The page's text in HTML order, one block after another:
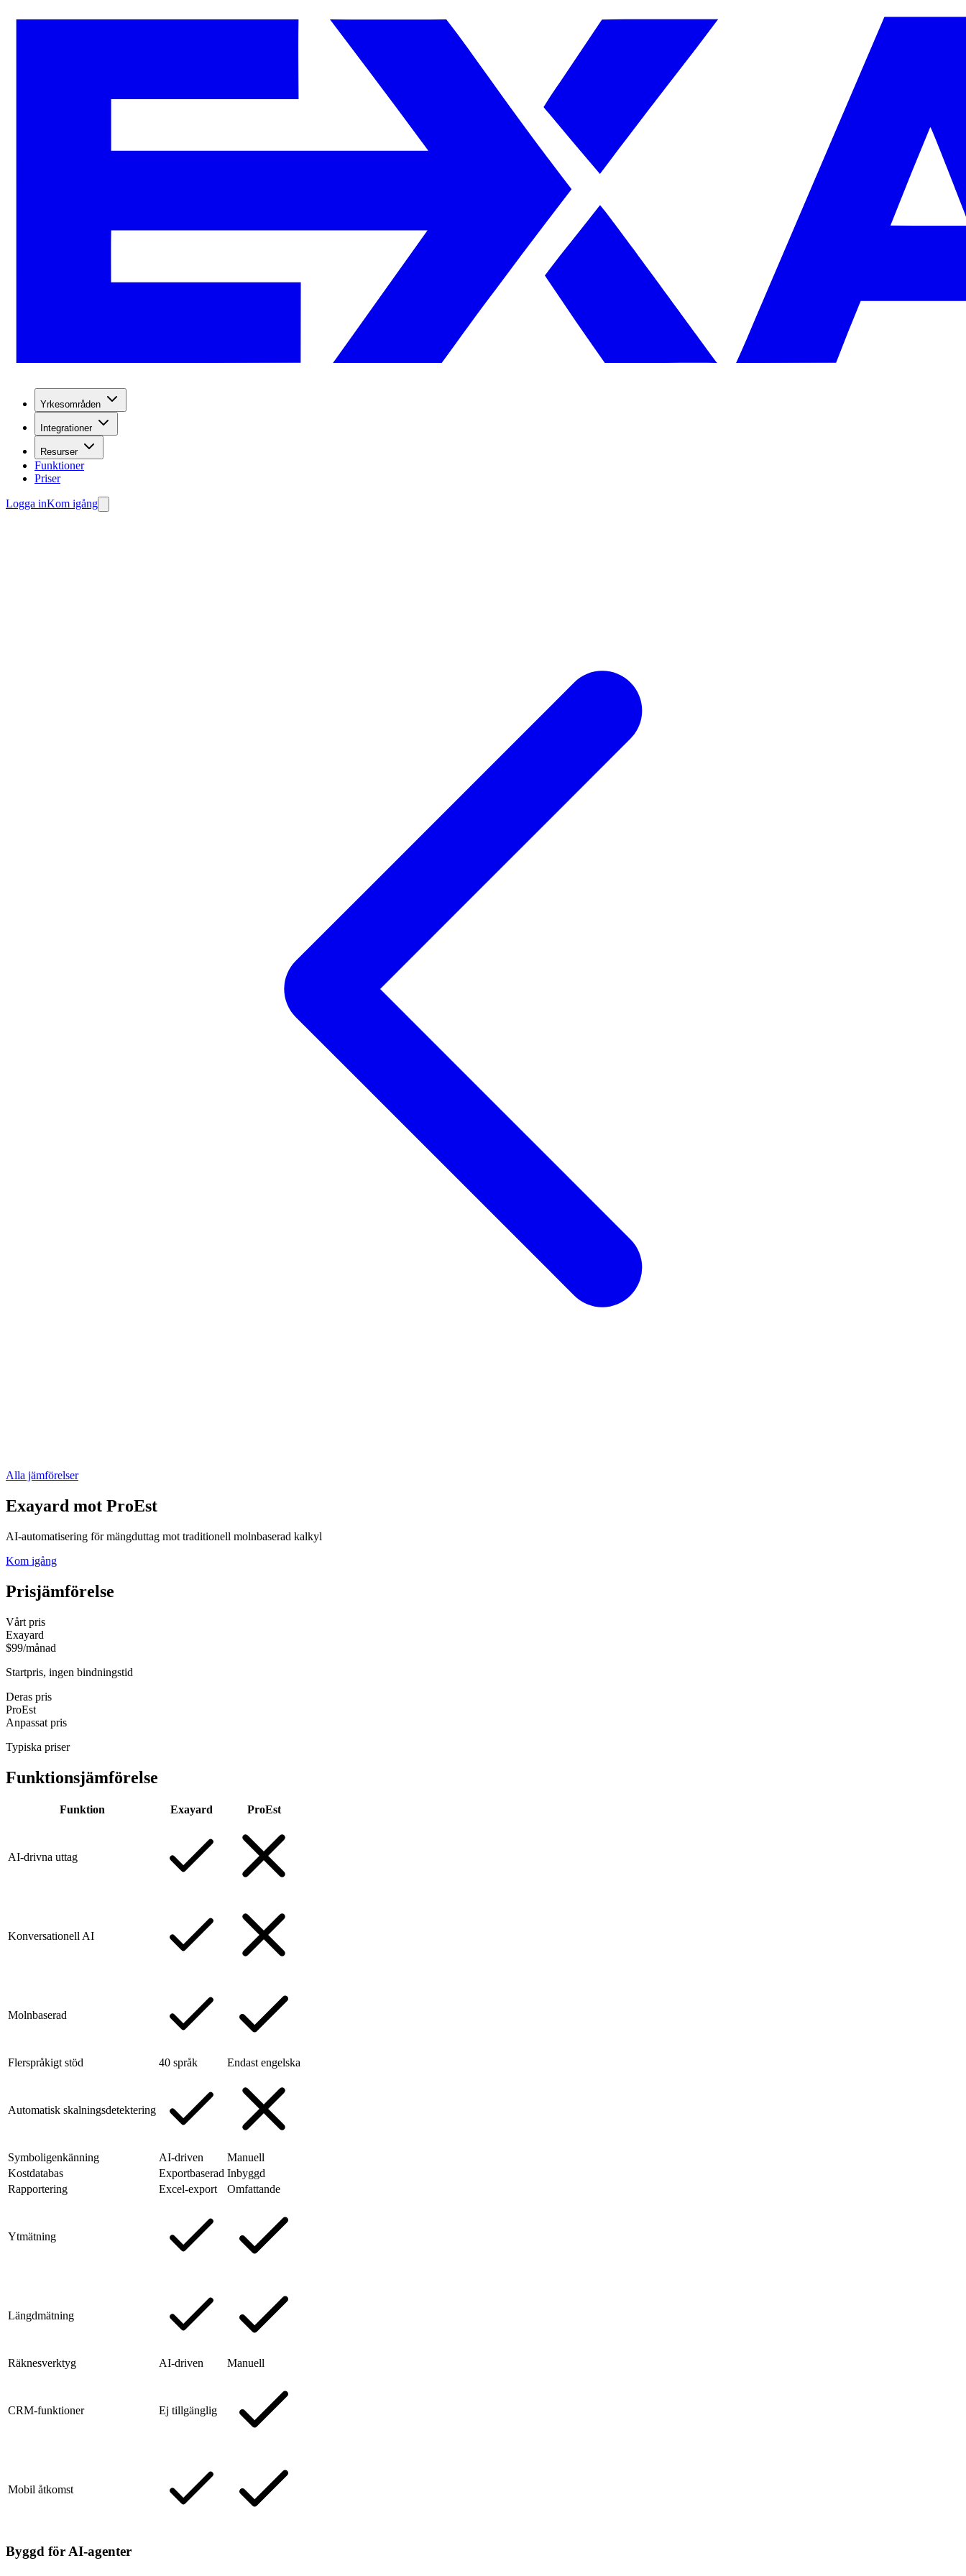
Yrkesområden
Integrationer
Resurser
Funktioner
Priser
Logga inKom igång
Alla jämförelser
Exayard mot ProEst
AI-automatisering för mängduttag mot traditionell molnbaserad kalkyl
Kom igång
Prisjämförelse
Vårt pris
Exayard
$99/månad
Startpris, ingen bindningstid
Deras pris
ProEst
Anpassat pris
Typiska priser
Funktionsjämförelse
Funktion Exayard ProEst
AI-drivna uttag
Konversationell AI
Molnbaserad
Flerspråkigt stöd 40 språk Endast engelska
Automatisk skalningsdetektering
Symboligenkänning AI-driven
Manuell
Kostdatabas
Exportbaserad Inbyggd
Rapportering
Excel-export Omfattande
Ytmätning
Längdmätning
Räknesverktyg AI-driven Manuell
CRM-funktioner Ej tillgänglig
Mobil åtkomst
Byggd för AI-agenter